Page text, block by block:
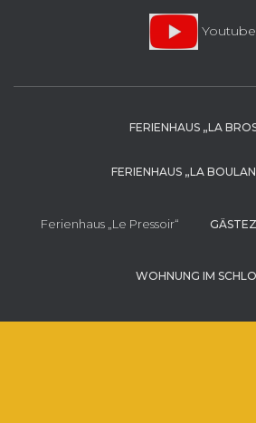
Youtube
FERIENHAUS „LA
FERIENHAUS „LA
Ferienhaus „Le Pressoir“
WOHNUNG IM